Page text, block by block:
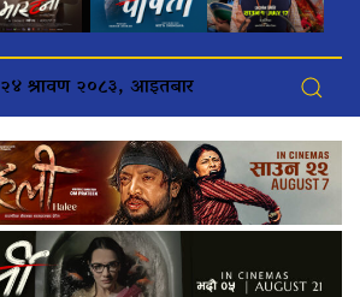
२४ श्रावण २०८३, आइतबार